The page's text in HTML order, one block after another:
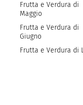
Frutta e Verdura di
Maggio
Frutta e Verdura di
Giugno
Frutta e Verdura di